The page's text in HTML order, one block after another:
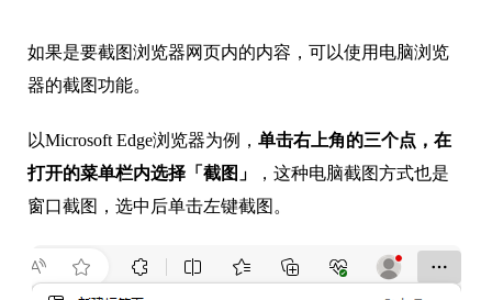
如果是要截图浏览器网页内的内容，可以使用电脑浏览
器的截图功能。
以Microsoft Edge浏览器为例， 单击右上角的三个点，在
打开的菜单栏内选择「截图」
，这种电脑截图方式也是
窗口截图，选中后单击左键截图。